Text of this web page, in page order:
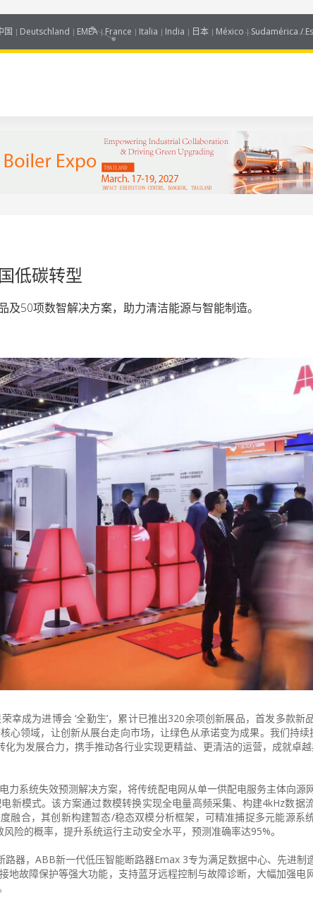
国 Deutschland EMEA France Italia India 日本 México Sudamérica /
低碳转型
50项数智解决方案，助力清洁能源与智能制造。
幸成为进博会 ‘全勤生’，累计已推出320余项创新展品，首发多款新
心领域，让创新从展台走向市场，让绿色从承诺变为成果。我们持续
为发展合力，携手推动各行业实现更精益、更清洁的运营，成就卓越
力系统失效预测解决方案，将传统配电网从单一供配电服务主体向源
新模式。该方案通过数模转换实现全电量高频采集、构建4kHz数据
融合，其创新构建暂态/稳态双模分析框架，可精准捕捉多元能源系
险的概率，提升系统运行主动安全水平，预测准确率达95%。
器，ABB新一代低压智能断路器Emax 3专为满足数据中心、先进制
地故障保护等强大功能，支持蓝牙远程控制与故障诊断，大幅加强电